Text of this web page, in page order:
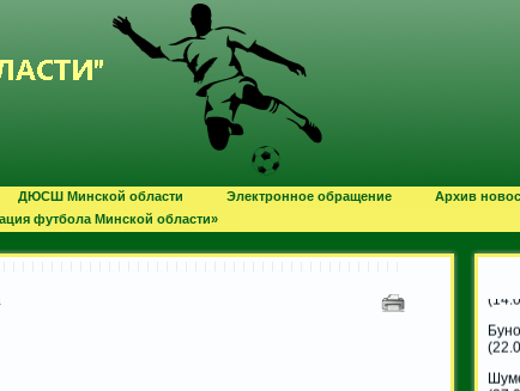
ДЮСШ Минской области Электронное обращение
Архив
футбола Минской области»